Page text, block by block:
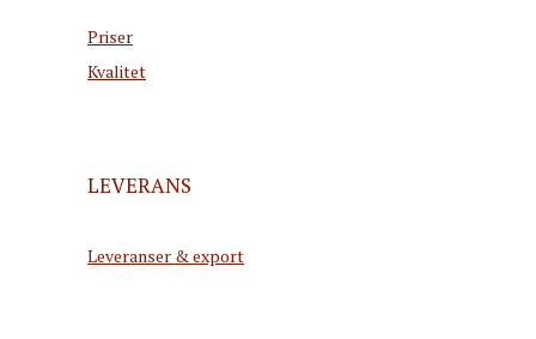
Priser
Kvalitet
LEVERANS
Leveranser & export